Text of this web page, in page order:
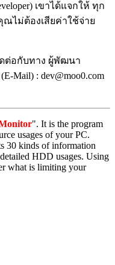
เขาได้แจกให้ ทุก
ณไม่ต้องเสียค่าใช้จ่าย
ต่อกับทาง ผู้พัฒนา
Mail) : dev@moo0.com
". It is the program
usages of your PC.
30 kinds of information
HDD usages. Using
what is limiting your